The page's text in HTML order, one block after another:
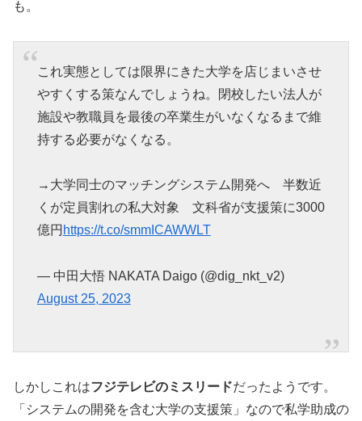
も。
これ実態としては限界にきた大学を店じまいさせ
やすくする策なんでしょうね。閉校したい法人が
施設や教職員を最後の卒業生がいなくなるまで維
持する必要がなくなる。
→大学同士のマッチングシステム開発へ 半数近
くが定員割れの私大対象 文科省が支援策に3000
億円 https://t.co/smmICAWWLT
— 中田大悟 NAKATA Daigo (@dig_nkt_v2)
August 25, 2023
しかしこれはフジテレビのミスリードだったようです。
「システムの開発を含む大学の支援策」なので私学助成の